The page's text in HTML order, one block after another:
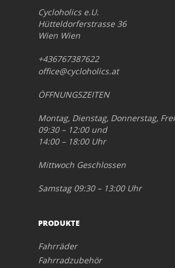
Cycloholics e.U.
Hütteldorferstrasse 36
Wien Wien
+436767387622
office@cycloholics.at
ÖFFNUNGSZEITEN
Montag, Dienstag, Donnerstag,
09:30 – 12:00 und
14:00 – 18:00 Uhr
Mittwoch Geschlossen
Samstag 09:30 – 13:00 Uhr
PRODUKTE
Fahrräder
Fahrradzubehör